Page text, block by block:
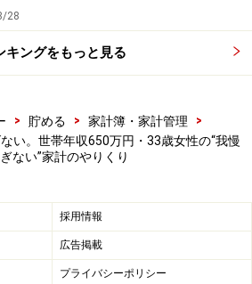
28
キングをもっと見る
> 貯める > 家計簿・家計管理
>
い。世帯年収650万円・33歳女性の“我慢
ない”家計のやりくり
採用情報
広告掲載
プライバシーポリシー